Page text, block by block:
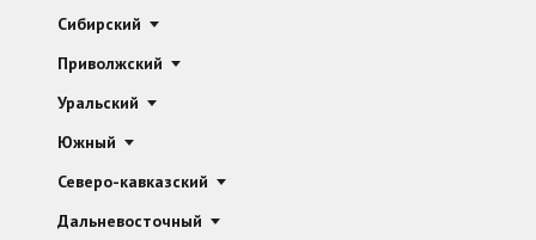
Сибирский
Приволжский
Уральский
Южный
Северо-кавказский
Дальневосточный